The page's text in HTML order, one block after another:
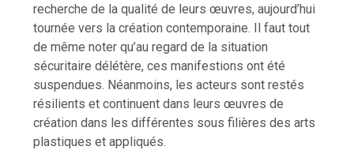
recherche de la qualité de leurs œuvres, aujourd’hui
tournée vers la création contemporaine. Il faut tout
de même noter qu’au regard de la situation
sécuritaire délétère, ces manifestions ont été
suspendues. Néanmoins, les acteurs sont restés
résilients et continuent dans leurs œuvres de
création dans les différentes sous filières des arts
plastiques et appliqués.